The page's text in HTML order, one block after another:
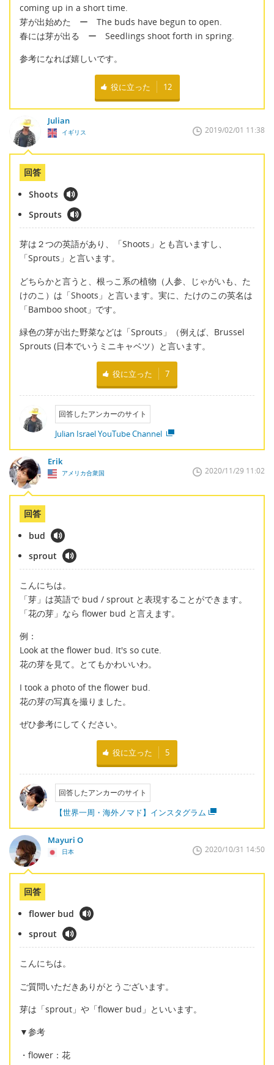
coming up in a short time.
芽が出始めた ー The buds have begun to open.
春には芽が出る ー Seedlings shoot forth in spring.
参考になれば嬉しいです。
役に立った 12
Julian
イギリス 2019/02/01 11:38
回答
Shoots
Sprouts
芽は２つの英語があり、「Shoots」とも言いますし、
「Sprouts」と言います。
どちらかと言うと、根っこ系の植物（人参、じゃがいも、た
けのこ）は「Shoots」と言います。実に、たけのこの英名は
「Bamboo shoot」です。
緑色の芽が出た野菜などは「Sprouts」（例えば、Brussel
Sprouts (日本でいうミニキャベツ）と言います。
役に立った 7
回答したアンカーのサイト
Julian Israel YouTube Channel
Erik
アメリカ合衆国 2020/11/29 11:02
回答
bud
sprout
こんにちは。
「芽」は英語で bud / sprout と表現することができます。
「花の芽」なら flower bud と言えます。
例：
Look at the flower bud. It's so cute.
花の芽を見て。とてもかわいいわ。
I took a photo of the flower bud.
花の芽の写真を撮りました。
ぜひ参考にしてください。
役に立った 5
回答したアンカーのサイト
【世界一周・海外ノマド】インスタグラム
Mayuri O
日本 2020/10/31 14:50
回答
flower bud
sprout
こんにちは。
ご質問いただきありがとうございます。
芽は「sprout」や「flower bud」といいます。
▼参考
・flower：花